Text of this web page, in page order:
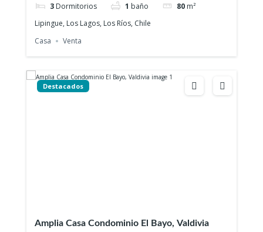
3 Dormitorios 1 baño 80 m²
Lipingue, Los Lagos, Los Ríos, Chile
Casa
Venta
Destacados
Amplia Casa Condominio El Bayo, Valdivia